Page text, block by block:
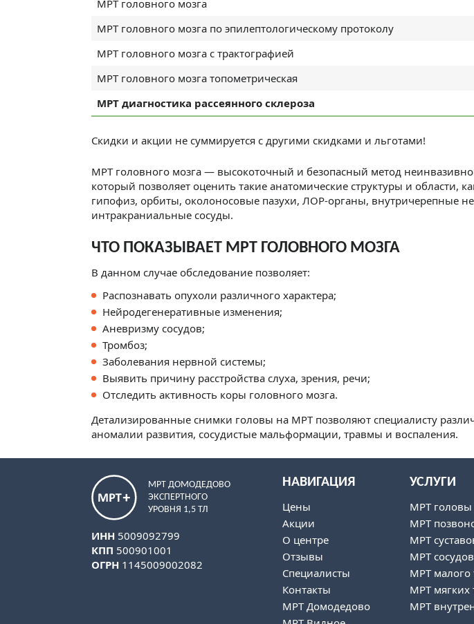
МРТ головного мозга
МРТ головного мозга по эпилептологическому протоколу
МРТ головного мозга с трактографией
МРТ головного мозга топометрическая
МРТ диагностика рассеянного склероза
Скидки и акции не суммируется с другими скидками и льготами!
МРТ головного мозга — высокоточный и безопасный метод
который позволяет оценить такие анатомические структуры и области,
гипофиз, орбиты, околоносовые пазухи, ЛОР-органы, внутричерепные
интракраниальные сосуды.
ЧТО ПОКАЗЫВАЕТ МРТ ГОЛОВНОГО МОЗГА
В данном случае обследование позволяет:
Распознавать опухоли различного характера;
Нейродегенеративные изменения;
Аневризму сосудов;
Тромбоз;
Заболевания нервной системы;
Выявить причину расстройства слуха, зрения, речи;
Отследить активность коры головного мозга.
Детализированные снимки головы на МРТ позволяют специалисту
аномалии развития, сосудистые мальформации, травмы и воспаления.
МРТ ДОМОДЕДОВО
ЭКСПЕРТНОГО
УРОВНЯ 1,5 ТЛ
ИНН 5009092799
КПП 500901001
ОГРН 1145009002082
НАВИГАЦИЯ
Цены
Акции
О центре
Отзывы
Специалисты
Контакты
МРТ Домодедово
УСЛУГИ
МРТ головы
МРТ
МРТ
МРТ сосудов
МРТ малого
МРТ мягких
МРТ